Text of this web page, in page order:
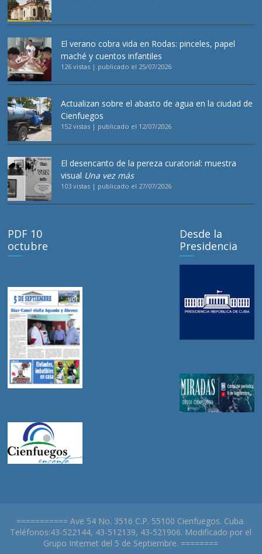
El verano cobra vida en Rodas: pinceles, papel
maché y cuentos infantiles
126 vistas | publicado el 25/07/2026
Actualizan sobre el abasto de agua en la ciudad de
Cienfuegos
152 vistas | publicado el 12/07/2026
El desencanto de la pereza curatorial: muestra
visual Una vez más
103 vistas | publicado el 27/07/2026
PDF 10
octubre
Desde la
Presidencia
=========== Ave 54 No. 3516 C.P. 55100 Cienfuegos. Cuba.
Teléfonos:43-522144, 43-512139, 43-521906. Modificado por el
Grupo Internet del 5 de Septiembre. ========